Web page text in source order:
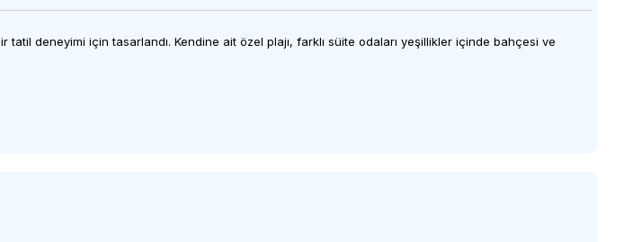
deneyimi için tasarlandı. Kendine ait özel plajı, farklı süite odaları yeşillikler içinde bahçesi ve